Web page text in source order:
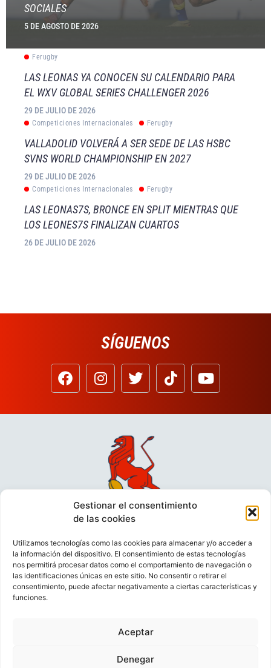
Gestionar el consentimiento
de las cookies
Utilizamos tecnologías como las cookies para almacenar y/o acceder a
la información del dispositivo. El consentimiento de estas tecnologías
nos permitirá procesar datos como el comportamiento de navegación o
las identificaciones únicas en este sitio. No consentir o retirar el
consentimiento, puede afectar negativamente a ciertas características y
funciones.
Aceptar
Denegar
SOCIALES
5 DE AGOSTO DE 2026
Ferugby
LAS LEONAS YA CONOCEN SU CALENDARIO PARA
EL WXV GLOBAL SERIES CHALLENGER 2026
29 DE JULIO DE 2026
Competiciones Internacionales Ferugby
VALLADOLID VOLVERÁ A SER SEDE DE LAS HSBC
SVNS WORLD CHAMPIONSHIP EN 2027
29 DE JULIO DE 2026
Competiciones Internacionales Ferugby
LAS LEONAS7S, BRONCE EN SPLIT MIENTRAS QUE
LOS LEONES7S FINALIZAN CUARTOS
26 DE JULIO DE 2026
SÍGUENOS
VIDEOCONFERENCIAS
POLÍTICA DE PRIVACIDAD
CONTACTO